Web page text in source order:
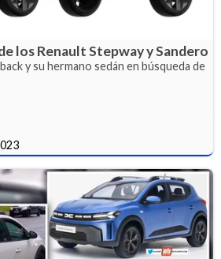
los Renault Stepway y Sandero
y su hermano sedán en búsqueda de